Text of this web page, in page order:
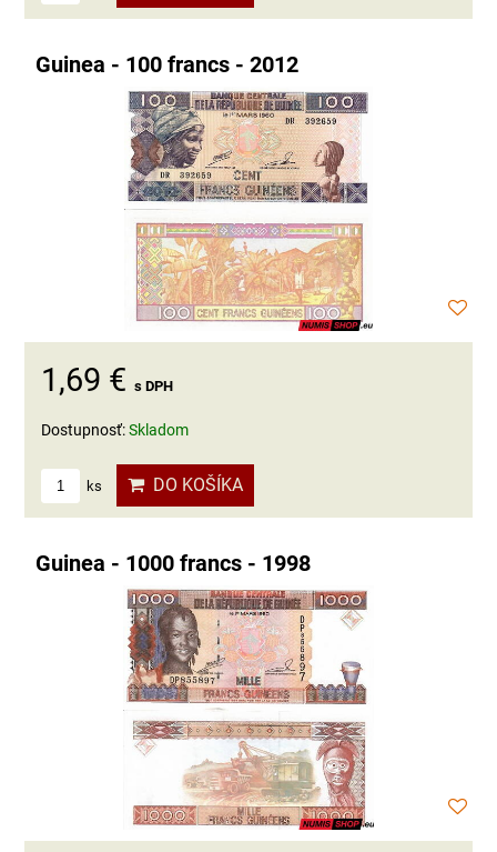
Guinea - 100 francs - 2012
1,69 € s DPH
Dostupnosť:Skladom
ks DO KOŠÍKA
Guinea - 1000 francs - 1998